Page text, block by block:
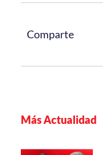
Comparte
Más Actualidad